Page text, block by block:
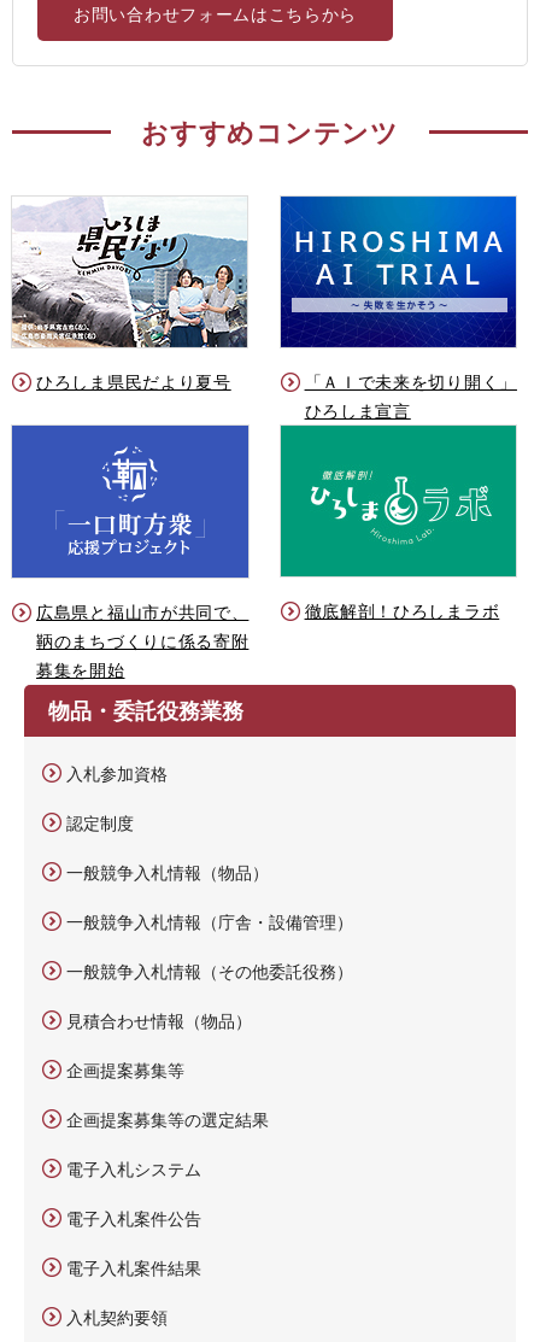
お問い合わせフォームはこちらから
おすすめコンテンツ
ひろしま県民だより夏号
「ＡＩで未来を切り開く」
ひろしま宣言
広島県と福山市が共同で、
鞆のまちづくりに係る寄附
募集を開始
徹底解剖！ひろしまラボ
物品・委託役務業務
入札参加資格
認定制度
一般競争入札情報（物品）
一般競争入札情報（庁舎・設備管理）
一般競争入札情報（その他委託役務）
見積合わせ情報（物品）
企画提案募集等
企画提案募集等の選定結果
電子入札システム
電子入札案件公告
電子入札案件結果
入札契約要領